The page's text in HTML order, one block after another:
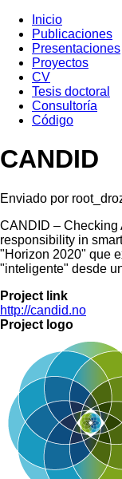
Main
navigation
Inicio
Publicaciones
Presentaciones
Proyectos
CV
Tesis doctoral
Consultoría
Código
CANDID
Enviado por
CANDID – Checking
responsibility in
"Horizon 2020" que
"inteligente" desde
Project link
http://candid.no
Project logo